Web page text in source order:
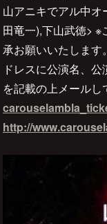
山アニキでアル中
田竜一),下山武徳>
承お願いいたします
ドレスに公演名、
を記載の上メールし
http://